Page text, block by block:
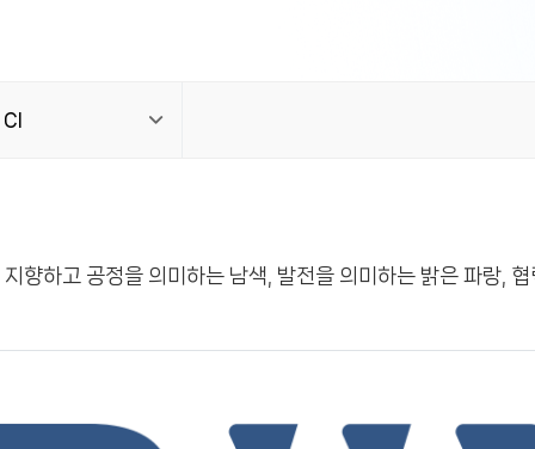
향하고 공정을 의미하는 남색, 발전을 의미하는 밝은 파랑,